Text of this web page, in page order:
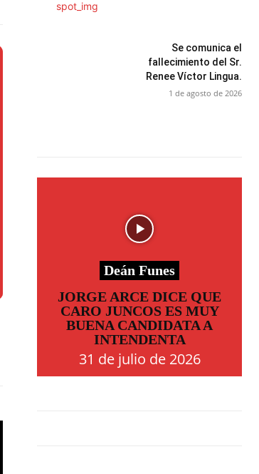
Se comunica el
fallecimiento del Sr.
Renee Víctor Lingua.
1 de agosto de 2026
Deán Funes
JORGE ARCE DICE QUE
CARO JUNCOS ES MUY
BUENA CANDIDATA A
INTENDENTA
31 de julio de 2026